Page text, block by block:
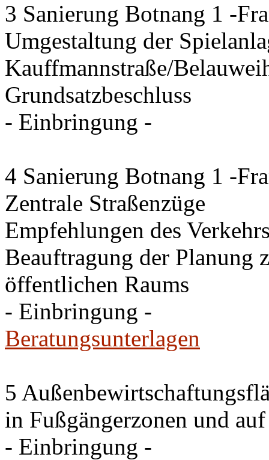
3 Sanierung Botnang 1 -
Umgestaltung der
Kauffmannstraße/
Grundsatzbeschluss
- Einbringung -
4 Sanierung Botnang 1 -
Zentrale Straßenzüge
Empfehlungen des
Beauftragung der Planung
öffentlichen Raums
- Einbringung -
Beratungsunterlagen
5
in Fußgängerzonen und
- Einbringung -